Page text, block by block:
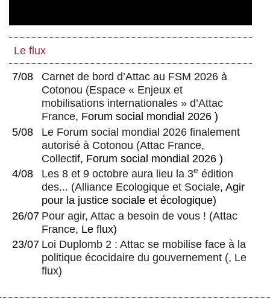
Le flux
7/08
Carnet de bord d’Attac au FSM 2026 à
Cotonou (Espace « Enjeux et
mobilisations internationales » d’Attac
France, Forum social mondial 2026 )
5/08
Le Forum social mondial 2026 finalement
autorisé à Cotonou (Attac France,
Collectif, Forum social mondial 2026 )
4/08
Les 8 et 9 octobre aura lieu la 3e édition
des... (Alliance Ecologique et Sociale, Agir
pour la justice sociale et écologique)
26/07 Pour agir, Attac a besoin de vous ! (Attac
France, Le flux)
23/07 Loi Duplomb 2 : Attac se mobilise face à la
politique écocidaire du gouvernement (, Le
flux)